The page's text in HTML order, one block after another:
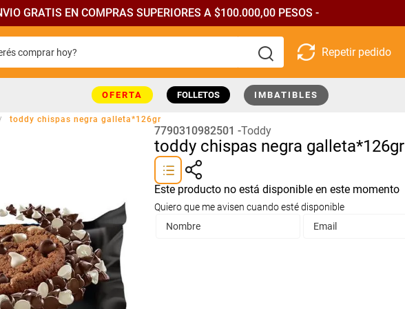
GRATIS EN COMPRAS SUPERIORES A $100.000,00 PESOS -
comprar hoy?
OFERTA FOLLETOS IMBATIBLES
toddy chispas negra galleta*126gr
7790310982501 Toddy
toddy chispas negra galleta*126gr
Este producto no está disponible en este momento
Quiero que me avisen cuando esté disponible
buscados